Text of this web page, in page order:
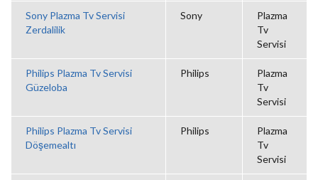
Sony Plazma Tv Servisi
Zerdalilik
Sony
Plazma
Tv
Servisi
Philips Plazma Tv Servisi
Güzeloba
Philips
Plazma
Tv
Servisi
Philips Plazma Tv Servisi
Döşemealtı
Philips
Plazma
Tv
Servisi